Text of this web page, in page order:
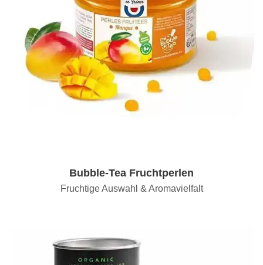
Bubble-Tea Fruchtperlen
Fruchtige Auswahl & Aromavielfalt